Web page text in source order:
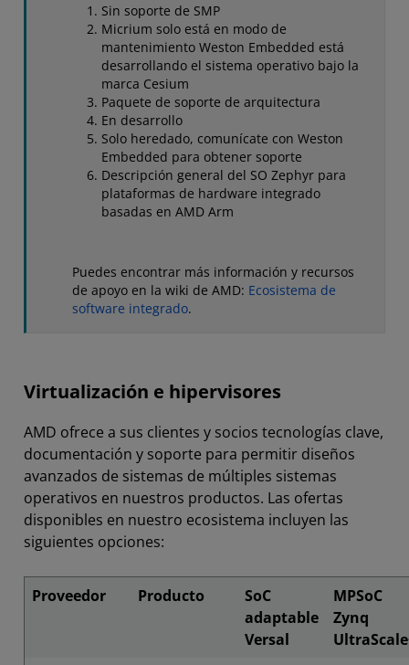
Sin soporte de SMP
Micrium solo está en modo de
mantenimiento Weston Embedded está
desarrollando el sistema operativo bajo la
marca Cesium
Paquete de soporte de arquitectura
En desarrollo
Solo heredado, comunícate con Weston
Embedded para obtener soporte
Descripción general del SO Zephyr para
plataformas de hardware integrado
basadas en AMD Arm
Puedes encontrar más información y recursos
de apoyo en la wiki de AMD: Ecosistema de
software integrado.
Virtualización e hipervisores
AMD ofrece a sus clientes y socios tecnologías clave,
documentación y soporte para permitir diseños
avanzados de sistemas de múltiples sistemas
operativos en nuestros productos. Las ofertas
disponibles en nuestro ecosistema incluyen las
siguientes opciones:
Proveedor Producto
SoC
adaptable
Versal
MPSoC
Zynq